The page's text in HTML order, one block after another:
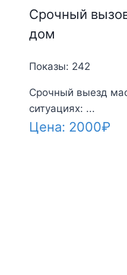
Срочный
дом
Показы: 242
Срочный выезд
ситуациях: ...
Цена: 2000₽